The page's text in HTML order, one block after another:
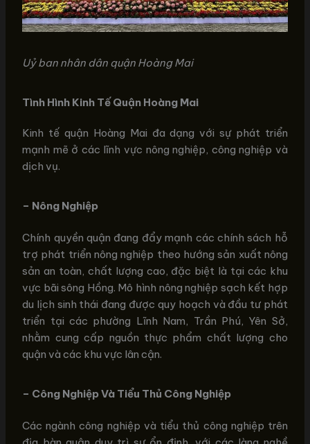
Uỷ ban nhân dân quận Hoàng Mai
Tình Hình Kinh Tế Quận Hoàng Mai
Kinh tế quận Hoàng Mai đa dạng với sự phát triển
mạnh mẽ ở các lĩnh vực nông nghiệp, công nghiệp và
dịch vụ.
– Nông Nghiệp
Chính quyền quận đang đẩy mạnh các chính sách hỗ
trợ phát triển nông nghiệp theo hướng sản xuất nông
sản an toàn, chất lượng cao, đặc biệt là tại các khu
vực bãi sông Hồng. Mô hình nông nghiệp sạch kết hợp
du lịch sinh thái đang được quy hoạch và đầu tư phát
triển tại các phường Lĩnh Nam, Trần Phú, Yên Sở,
nhằm cung cấp nguồn thực phẩm chất lượng cho
quận và các khu vực lân cận.
– Công Nghiệp Và Tiểu Thủ Công Nghiệp
Các ngành công nghiệp và tiểu thủ công nghiệp trên